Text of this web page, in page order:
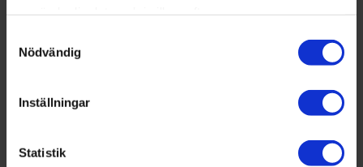
Med din tillåtelse skulle vi även vilja:
som kan ha en noggrannhet på upp till flera meter
Identifiera din enhet genom att aktivt skanna den
Ta reda på mer om hur dina personliga uppgifter
Nödvändig
Inställningar
Statistik
På Bredängsskolan märker de att eleverna blivit tryggare och att